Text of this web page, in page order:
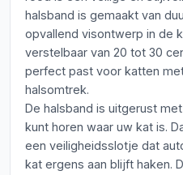
halsband is gemaakt van
opvallend visontwerp in de
verstelbaar van 20 tot 30
perfect past voor katten
halsomtrek.
De halsband is uitgerust
kunt horen waar uw kat is.
een veiligheidsslotje dat
kat ergens aan blijft haken.